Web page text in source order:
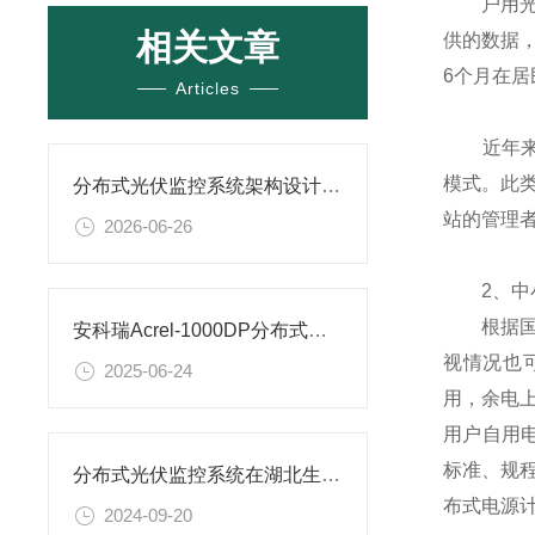
相关文章
Articles
分布式光伏监控系统架构设计：从数据采集到云平台
2026-06-26
安科瑞Acrel-1000DP分布式光伏监控系统在广西大唐至浦北高速高速项目中应用
2025-06-24
分布式光伏监控系统在湖北生物制药有限公司21.35MW光伏10KV并网系统应用
2024-09-20
户用光
供的数据
6个月在
近年来
模式。此
站的管理
2、
根据国
视情况也
用，余电
用户自用
标准、规
布式电源